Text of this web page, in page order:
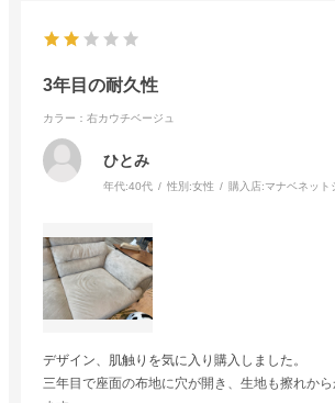
3年目の耐久性
カラー：右カウチベージュ
ひとみ
年代:40代 性別:女性 購入店:マナベネット
デザイン、肌触りを気に入り購入しました。
三年目で座面の布地に穴が開き、生地も擦れか